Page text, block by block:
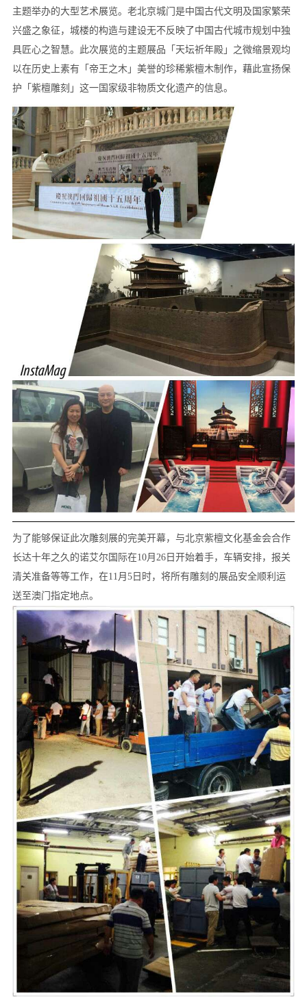
主题举办的大型艺术展览。老北京城门是中国古代文明及国家繁荣
兴盛之象征，城楼的构造与建设无不反映了中国古代城市规划中独
具匠心之智慧。此次展览的主题展品「天坛祈年殿」之微缩景观均
以在历史上素有「帝王之木」美誉的珍稀紫檀木制作，藉此宣扬保
护「紫檀雕刻」这一国家级非物质文化遗产的信息。
为了能够保证此次雕刻展的完美开幕，与北京紫檀文化基金会合作
长达十年之久的诺艾尔国际在10月26日开始着手，车辆安排，报关
清关准备等等工作，在11月5日时，将所有雕刻的展品安全顺利运
送至澳门指定地点。